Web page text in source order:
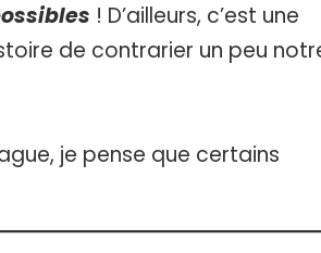
! D’ailleurs, c’est une
de contrarier un peu
je pense que certains